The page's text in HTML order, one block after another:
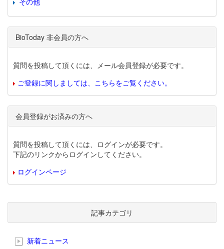
BioToday 非会員の方へ
質問を投稿して頂くには、メール会員登録が必要です。
ご登録に関しましては、こちらをご覧ください。
会員登録がお済みの方へ
質問を投稿して頂くには、ログインが必要です。
下記のリンクからログインしてください。
ログインページ
記事カテゴリ
新着ニュース